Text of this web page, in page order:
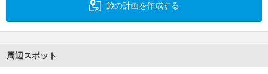
旅の計画を作成する
周辺スポット